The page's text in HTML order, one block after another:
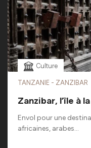
Culture
TANZANIE - ZANZIBAR
Zanzibar, l’île à
Envol pour une
africaines, arabes...